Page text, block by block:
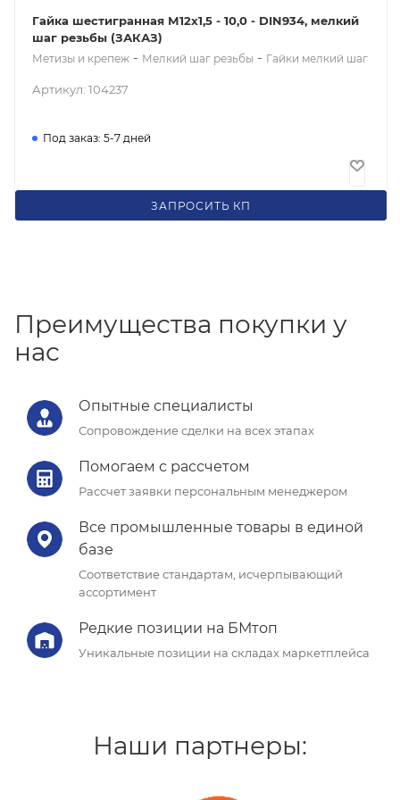
Гайка шестигранная М12x1,5 - 10,0 - DIN934, мелкий
шаг резьбы (ЗАКАЗ)
Метизы и крепеж - Мелкий шаг резьбы - Гайки мелкий шаг
Артикул: 104237
Под заказ: 5-7 дней
ЗАПРОСИТЬ КП
Преимущества покупки у
нас
Опытные специалисты
Сопровождение сделки на всех этапах
Помогаем с рассчетом
Рассчет заявки персональным менеджером
Все промышленные товары в единой
базе
Соответствие стандартам, исчерпывающий
ассортимент
Редкие позиции на БМтоп
Уникальные позиции на складах маркетплейса
Наши партнеры: